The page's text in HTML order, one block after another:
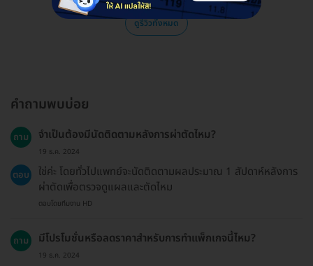
ดูรีวิวทั้งหมด
คำถามพบบ่อย
ถาม จำเป็นต้องมีนัดติดตามหลังการผ่าตัดไหม?
19 ธ.ค. 2024
ตอบ
ใช่ค่ะ โดยทั่วไปแพทย์จะนัดติดตามผลประมาณ 1 สัปดาห์หลังการ
ผ่าตัดเพื่อตรวจดูแผลและตัดไหม
ตอบโดยทีมงาน HD
ถาม มีโปรโมชั่นหรือลดราคาสำหรับการทำแพ็กเกจนี้ไหม?
19 ธ.ค. 2024